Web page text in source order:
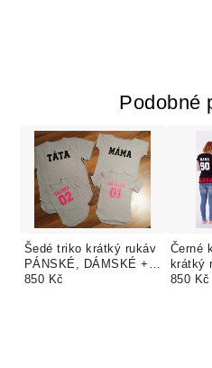
Podobné
Šedé triko krátký rukáv
PÁNSKÉ, DÁMSKÉ +
DĚTSKÉ body nebo
850 Kč
Černé
krátký
850 Kč